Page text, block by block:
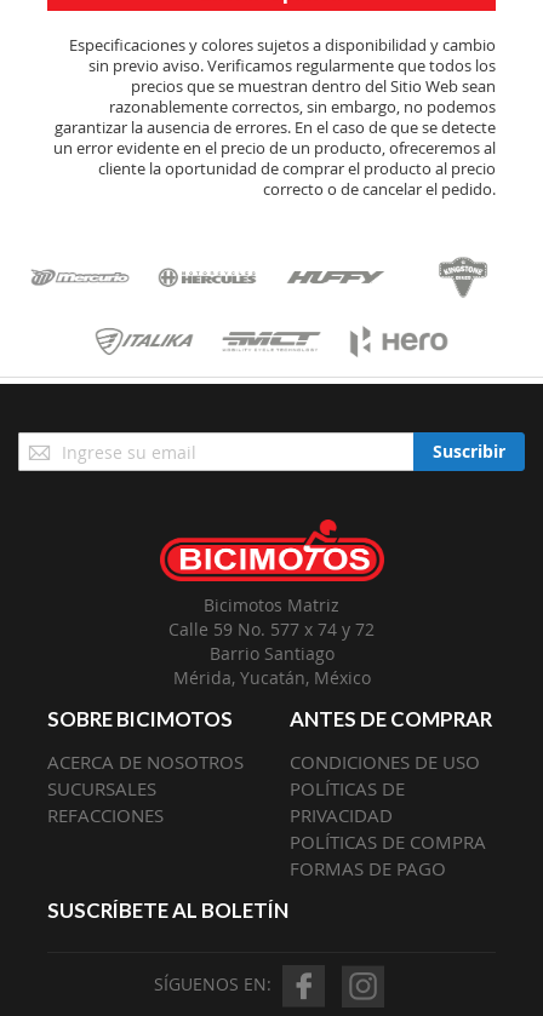
Especificaciones y colores sujetos a disponibilidad y cambio
sin previo aviso. Verificamos regularmente que todos los
precios que se muestran dentro del Sitio Web sean
razonablemente correctos, sin embargo, no podemos
garantizar la ausencia de errores. En el caso de que se detecte
un error evidente en el precio de un producto, ofreceremos al
cliente la oportunidad de comprar el producto al precio
correcto o de cancelar el pedido.
Suscríbase
a
Suscribir
Bicimotos Matriz
Calle 59 No. 577 x 74 y 72
Barrio Santiago
Mérida, Yucatán, México
SOBRE BICIMOTOS
ACERCA DE NOSOTROS
SUCURSALES
REFACCIONES
ANTES DE COMPRAR
CONDICIONES DE USO
POLÍTICAS DE
PRIVACIDAD
POLÍTICAS DE COMPRA
FORMAS DE PAGO
SUSCRÍBETE AL BOLETÍN
SÍGUENOS EN: